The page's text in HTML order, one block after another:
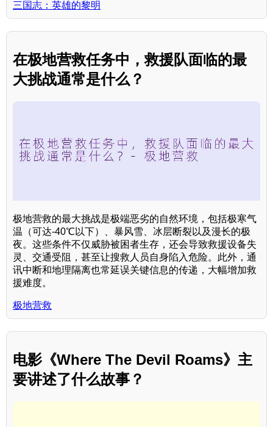
三国志：英雄的黎明
在极地营救任务中，救援队面临的最
大挑战通常是什么？
极地营救的最大挑战是极端恶劣的自然环境，包括极寒气
温（可达-40℃以下）、暴风雪、冰层断裂以及漫长的极
夜。这些条件不仅威胁被困者生存，还会导致救援设备失
灵、交通受阻，甚至让搜救人员自身陷入危险。此外，通
讯中断和地理隔离也常延误关键信息的传递，大幅增加救
援难度。
极地营救
电影《Where The Devil Roams》主
要讲述了什么故事？